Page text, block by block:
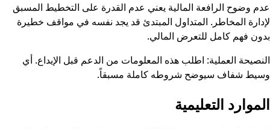
عدم وضوح الرافعة المالية يعني عدم القدرة على التخطيط المسبق
لإدارة المخاطر. المتداول المبتدئ قد يجد نفسه في مواقف خطيرة
بدون فهم كامل للتعرض المالي.
النصيحة العملية: اطلب هذه المعلومات من الدعم قبل الإيداع. أي
وسيط شفاف سيوضح شروطه كاملة مسبقاً.
الموارد التعليمية